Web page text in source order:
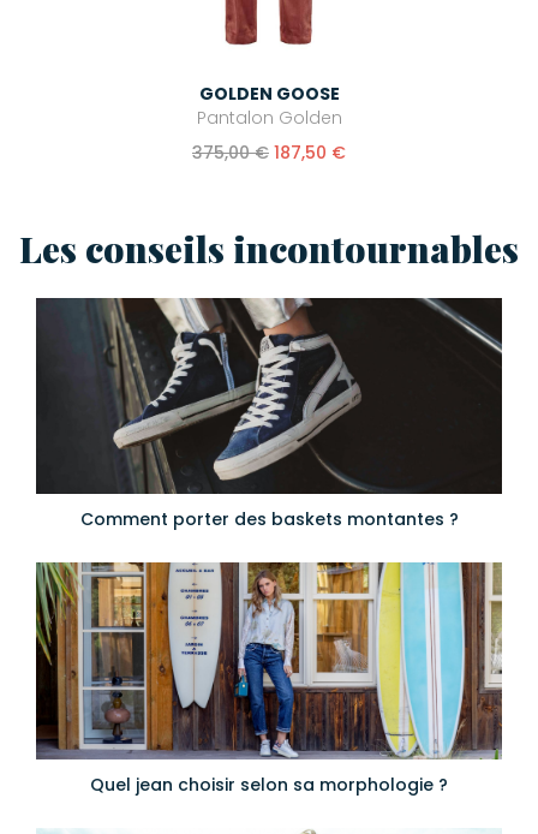
GOLDEN GOOSE
Pantalon Golden
375,00 € 187,50 €
Les conseils incontournables
Comment porter des baskets montantes ?
Quel jean choisir selon sa morphologie ?